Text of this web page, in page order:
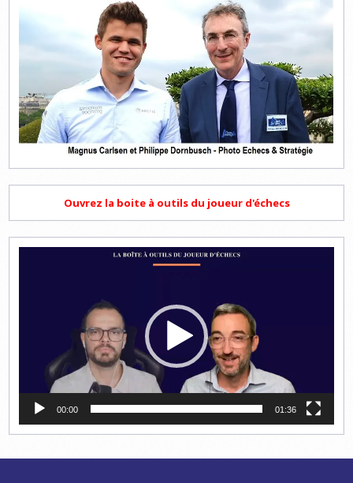
Ouvrez la boite à outils du joueur d'échecs
00:00 01:36